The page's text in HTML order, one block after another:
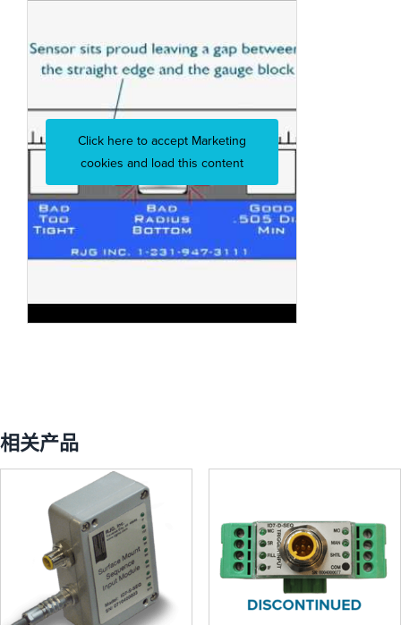
Click here to accept Marketing
cookies and load this content
相关产品